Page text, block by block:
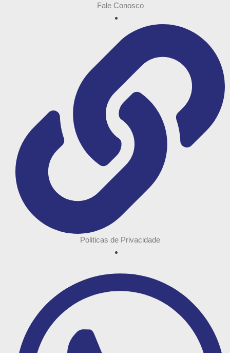
Fale Conosco
Politicas de Privacidade